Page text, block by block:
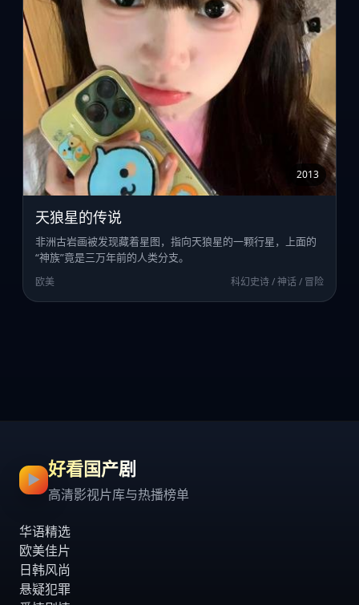
2013
天狼星的传说
非洲古岩画被发现藏着星图，指向天狼星的一颗行星，上面的
“神族”竟是三万年前的人类分支。
欧美 科幻史诗 / 神话 / 冒险
▶ 好看国产剧
高清影视片库与热播榜单
华语精选
欧美佳片
日韩风尚
悬疑犯罪